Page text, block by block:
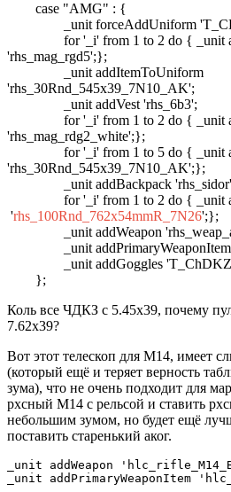
case "AMG" : {
_unit forceAddUniform
for '_i' from 1 to 2 do { _unit
'rhs_mag_rgd5';};
_unit addItemToUniform
'rhs_30Rnd_545x39_7N10_AK';
_unit addVest 'rhs_6b3';
for '_i' from 1 to 2 do { _unit
'rhs_mag_rdg2_white';};
for '_i' from 1 to 5 do { _unit
'rhs_30Rnd_545x39_7N10_AK';};
_unit addBackpack
for '_i' from 1 to 2 do { _unit
'rhs_100Rnd_762x54mmR_7N26';};
_unit addWeapon
_unit addPrimaryWeaponItem
_unit addGoggles
};
Коль все ЧДКЗ с 5.45х39, почему
7.62х39?
Вот этот телескоп для М14, имеет
(который ещё и теряет верность
зума), что не очень подходит для
рхсный М14 с рельсой и ставить
небольшим зумом, но будет ещё
поставить старенький аког.
_unit addWeapon
_unit addPrimaryWeaponItem